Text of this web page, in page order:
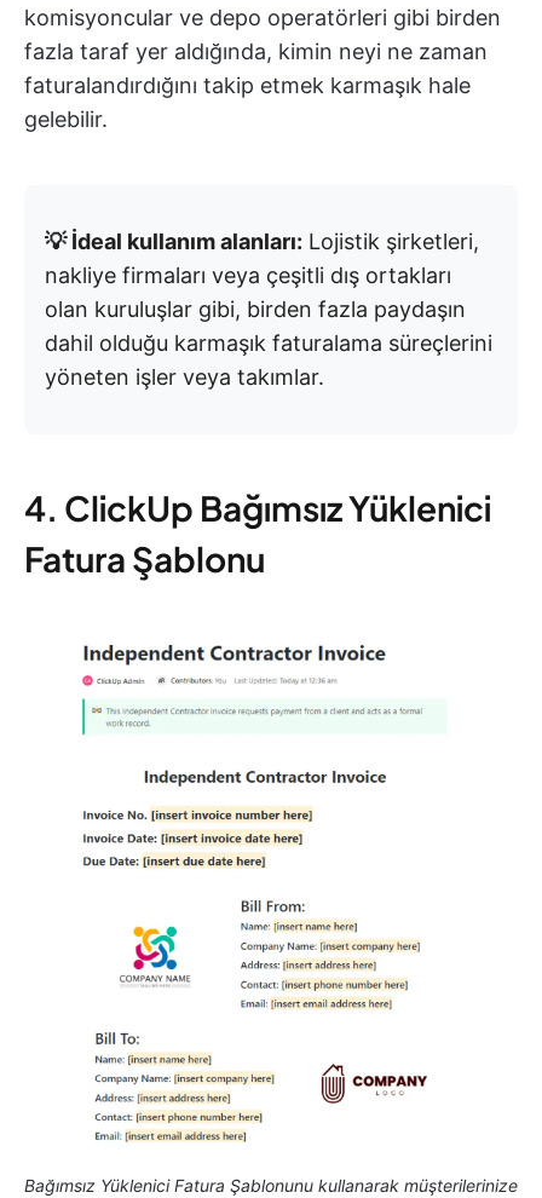
komisyoncular ve depo operatörleri gibi birden
fazla taraf yer aldığında, kimin neyi ne zaman
faturalandırdığını takip etmek karmaşık hale
gelebilir.
💡 İdeal kullanım alanları: Lojistik şirketleri,
nakliye firmaları veya çeşitli dış ortakları
olan kuruluşlar gibi, birden fazla paydaşın
dahil olduğu karmaşık faturalama süreçlerini
yöneten işler veya takımlar.
4. ClickUp Bağımsız Yüklenici
Fatura Şablonu
Bağımsız Yüklenici Fatura Şablonunu kullanarak müşterilerinize